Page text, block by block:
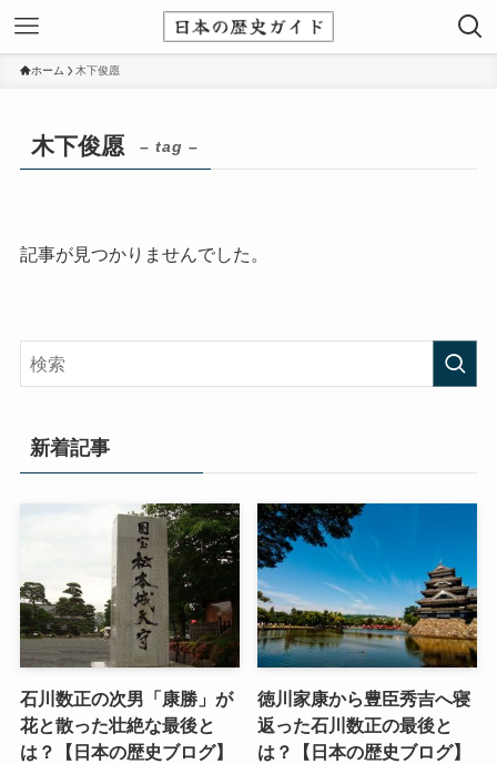
ホーム 木下俊愿
木下俊愿 – tag –
記事が見つかりませんでした。
新着記事
石川数正の次男「康勝」が
花と散った壮絶な最後と
は？【日本の歴史ブログ】
徳川家康から豊臣秀吉へ寝
返った石川数正の最後と
は？【日本の歴史ブログ】